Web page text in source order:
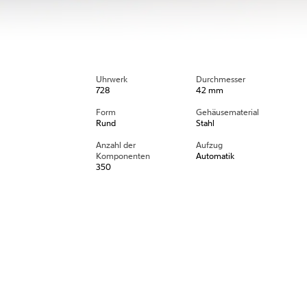
Uhrwerk
728
Durchmesser
42 mm
Form
Rund
Gehäusematerial
Stahl
Anzahl der
Komponenten
350
Aufzug
Automatik